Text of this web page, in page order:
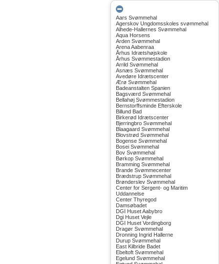
Aars Svømmehal
Agerskov Ungdomsskoles svømmehal
Alhede-Hallernes Svømmehal
Aqua Horsens
Arden Svømmehal
Arena Aabenraa
Århus Idrætshøjskole
Århus Svømmestadion
Arrild Svømmehal
Asnæs Svømmehal
Avedøre Idrætscenter
Ærø Svømmehal
Badeanstalten Spanien
Bagsværd Svømmehal
Bellahøj Svømmestadion
Bernstorffsminde Efterskole
Billund Bad
Birkerød Idrætscenter
Bjerringbro Svømmehal
Blaagaard Svømmehal
Blovstrød Svømmehal
Bogense Svømmehal
Bosei Svømmehal
Bov Svømmehal
Børkop Svømmehal
Bramming Svømmehal
Brande Svømmecenter
Brædstrup Svømmehal
Brønderslev Svømmehal
Center for Sergent- og Maritim
Uddannelse
Center Thyregod
Damsøbadet
DGI Huset Aabybro
Dgi Huset Vejle
DGI Huset Vordingborg
Dragør Svømmehal
Dronning Ingrid Hallerne
Durup Svømmehal
East Kilbride Badet
Ebeltoft Svømmehal
Egelund Svømmehal